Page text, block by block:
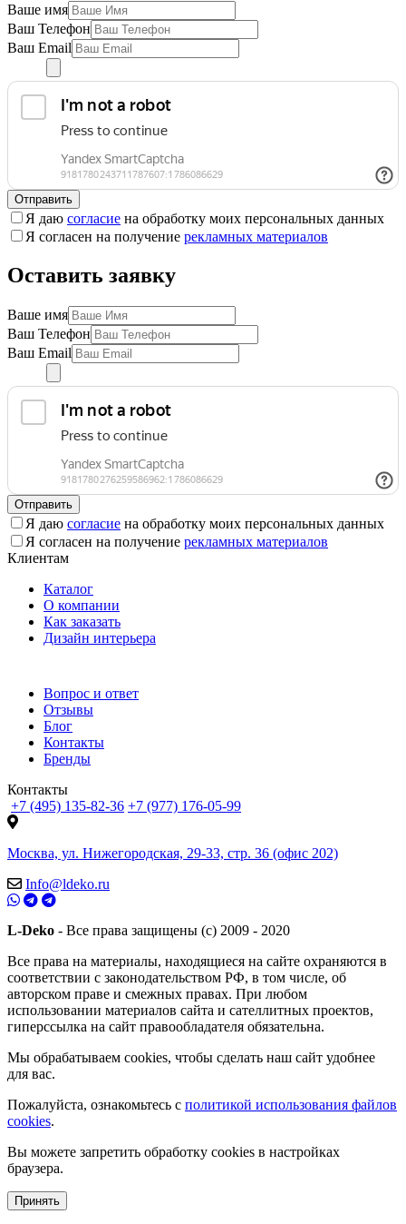
Ваше имя
Ваш Телефон
Ваш Email
Отправить
Я даю согласие на обработку моих персональных данных
Я согласен на получение рекламных материалов
Оставить заявку
Ваше имя
Ваш Телефон
Ваш Email
Отправить
Я даю согласие на обработку моих персональных данных
Я согласен на получение рекламных материалов
Клиентам
Каталог
О компании
Как заказать
Дизайн интерьера
Вопрос и ответ
Отзывы
Блог
Контакты
Бренды
Контакты
+7 (495) 135-82-36 +7 (977) 176-05-99
Москва, ул. Нижегородская, 29-33, стр. 36 (офис 202)
Info@ldeko.ru
L-Deko - Все права защищены (c) 2009 - 2020
Все права на материалы, находящиеся на сайте охраняются в
соответствии с законодательством РФ, в том числе, об
авторском праве и смежных правах. При любом
использовании материалов сайта и сателлитных проектов,
гиперссылка на сайт правообладателя обязательна.
Мы обрабатываем cookies, чтобы сделать наш сайт удобнее
для вас.
Пожалуйста, ознакомьтесь с политикой использования файлов
cookies.
Вы можете запретить обработку cookies в настройках
браузера.
Принять